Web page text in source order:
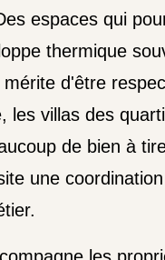
espaces qui
thermique
d'être
les villas des
de bien à
une